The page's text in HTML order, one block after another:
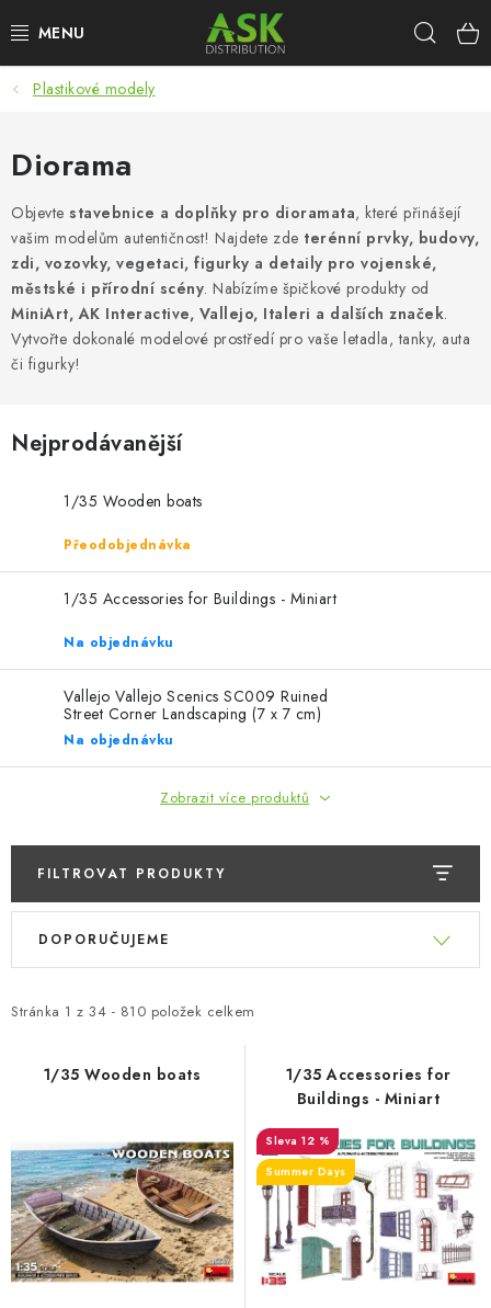
na
WARHAMMER
ASK PRODUKTY
NOVINKY
PLASTIKOVÉ MODELY
DOPLŇKY K MODELŮM
BARVY A POMŮCKY
PUBLIKACE
SKY RIDERS COFFEE
PRODÁVANÉ ZNAČKY
Obchodní podmínky
Podmínky ochrany osobních údajů
Plastikové modely
Diorama
Objevte stavebnice a doplňky pro dioramata, které přinášejí
vašim modelům autentičnost! Najdete zde terénní prvky, budovy,
zdi, vozovky, vegetaci, figurky a detaily pro vojenské,
městské i přírodní scény. Nabízíme špičkové produkty od
MiniArt, AK Interactive, Vallejo, Italeri a dalších značek.
Vytvořte dokonalé modelové prostředí pro vaše letadla, tanky, auta
či figurky!
Nejprodávanější
1/35 Wooden boats
Přeodobjednávka
1/35 Accessories for Buildings - Miniart
Na objednávku
Vallejo Vallejo Scenics SC009 Ruined
Street Corner Landscaping (7 x 7 cm)
Na objednávku
Zobrazit více produktů
FILTROVAT PRODUKTY
V
i
o
d
u
k
t
ů
Stránka 1 z 34 - 810 položek celkem
Ř
e
r
o
d
u
k
t
DOPORUČUJEME
1/35 Wooden boats
1/35 Accessories for
Buildings - Miniart
12 %
Summer Days